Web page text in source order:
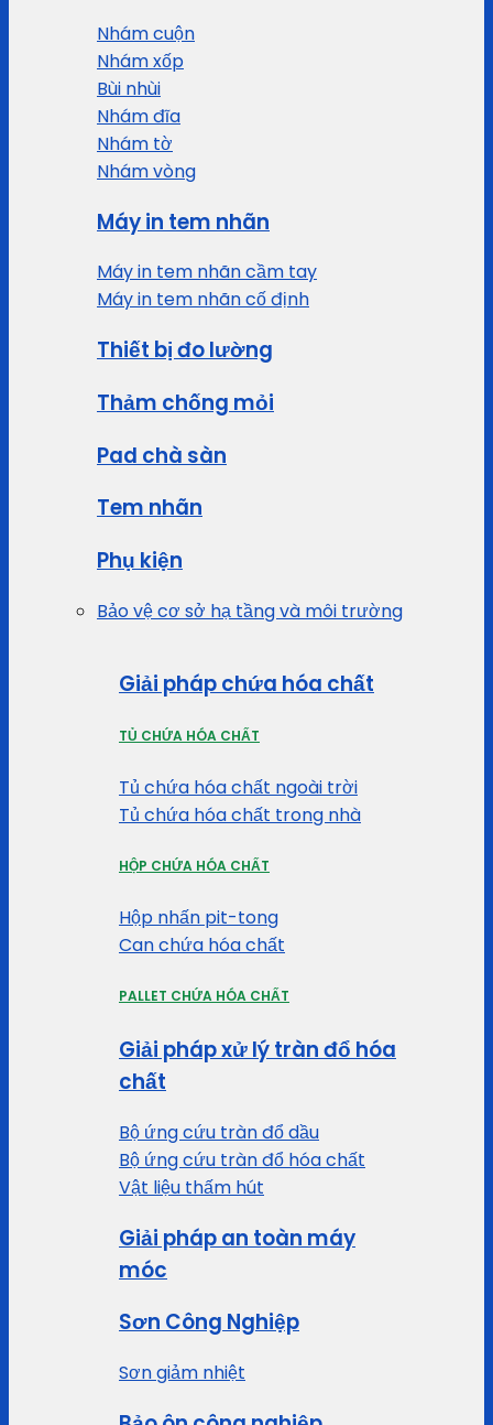
Nhám cuộn
Nhám xốp
Bùi nhùi
Nhám đĩa
Nhám tờ
Nhám vòng
Máy in tem nhãn
Máy in tem nhãn cầm tay
Máy in tem nhãn cố định
Thiết bị đo lường
Thảm chống mỏi
Pad chà sàn
Tem nhãn
Phụ kiện
Bảo vệ cơ sở hạ tầng và môi trường
Giải pháp chứa hóa chất
TỦ CHỨA HÓA CHẤT
Tủ chứa hóa chất ngoài trời
Tủ chứa hóa chất trong nhà
HỘP CHỨA HÓA CHẤT
Hộp nhấn pit-tong
Can chứa hóa chất
PALLET CHỨA HÓA CHẤT
Giải pháp xử lý tràn đổ hóa
chất
Bộ ứng cứu tràn đổ dầu
Bộ ứng cứu tràn đổ hóa chất
Vật liệu thấm hút
Giải pháp an toàn máy
móc
Sơn Công Nghiệp
Sơn giảm nhiệt